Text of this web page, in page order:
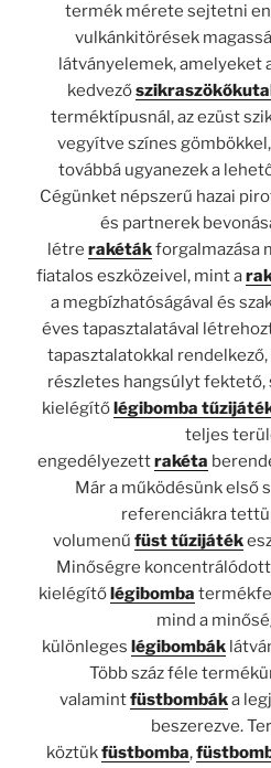
termék mérete sejtetni
vulkánkitörések
látványelemek, amelyeket
kedvező
terméktípusnál, az ezüst
vegyítve színes
továbbá ugyanezek a
Cégünket népszerű hazai
és partnerek
létre rakétákforgalmazása
fiatalos eszközeivel, mint a
a megbízhatóságával és
éves tapasztalatával
tapasztalatokkal
részletes hangsúlyt fektető,
kielégítőlégibomba
teljes
engedélyezettrakéta
Már a működésünk első
referenciákra
volumenű füsttűzijáték
Minőségre
kielégítőlégibomba
mind a
különleges légibombák
Több száz féle
valamintfüstbombáka
beszerezve.
köztükfüstbomba,